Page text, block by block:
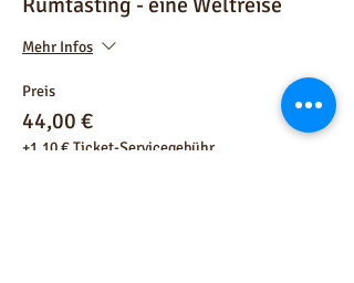
Mehr Infos
Preis
44,00 €
+1,10 € Ticket-Servicegebühr